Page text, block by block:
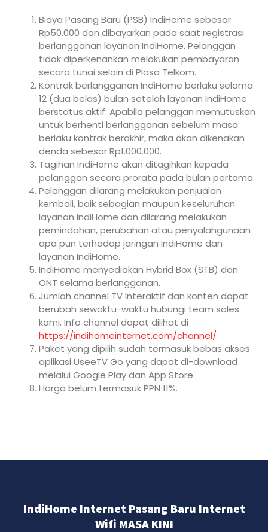
Biaya Pasang Baru (PSB) IndiHome sebesar
Rp50.000 dan dibayarkan pada saat registrasi
berlangganan layanan IndiHome. Pelanggan
tidak diperkenankan melakukan pembayaran
secara tunai selain di Plasa Telkom.
Kontrak berlangganan IndiHome berlaku selama
12 (dua belas) bulan setelah layanan IndiHome
berstatus aktif. Apabila pelanggan memutuskan
untuk berhenti berlangganan sebelum masa
berlaku kontrak berakhir, maka akan dikenakan
denda sebesar Rp1.000.000.
Tagihan IndiHome akan ditagihkan kepada
pelanggan secara prorata pada bulan pertama.
Pelanggan dilarang melakukan penjualan
kembali, baik sebagian maupun keseluruhan
layanan IndiHome dan dilarang melakukan
pemindahan, perubahan atau penyalahgunaan
apa pun terhadap jaringan IndiHome dan
layanan IndiHome.
IndiHome menyediakan Hybrid Box (STB) dan
ONT selama berlangganan.
Jumlah channel TV Interaktif dan konten dapat
berubah sewaktu-waktu hubungi team sales
kami. Info channel dapat dilihat di
https://indihomeinternet.com/channel/
Paket yang dipilih sudah termasuk bebas akses
aplikasi UseeTV Go yang dapat di-download
melalui Google Play dan App Store.
Harga belum termasuk PPN 11%.
IndiHome Internet Pasang Baru Internet
Wifi MASA KINI